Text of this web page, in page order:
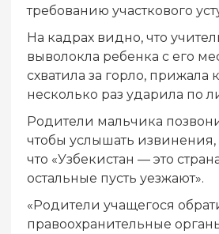
требованию участкового
На кадрах видно, что
выволокла ребенка с его
схватила за горло, прижала
несколько раз ударила по
Родители мальчика
чтобы услышать извинения,
что «Узбекистан — это
остальные пусть уезжают».
«Родители учащегося
правоохранительные